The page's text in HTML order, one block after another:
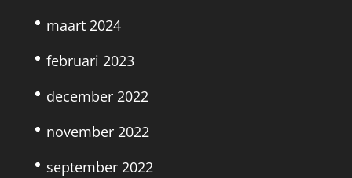
maart 2024
februari 2023
december 2022
november 2022
september 2022